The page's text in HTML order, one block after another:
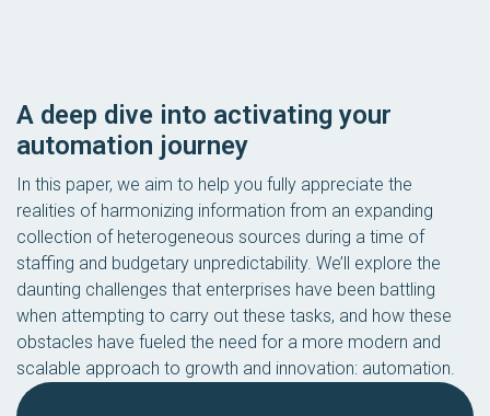
A deep dive into activating your
automation journey
In this paper, we aim to help you fully appreciate the
realities of harmonizing information from an expanding
collection of heterogeneous sources during a time of
staffing and budgetary unpredictability. We’ll explore the
daunting challenges that enterprises have been battling
when attempting to carry out these tasks, and how these
obstacles have fueled the need for a more modern and
scalable approach to growth and innovation: automation.